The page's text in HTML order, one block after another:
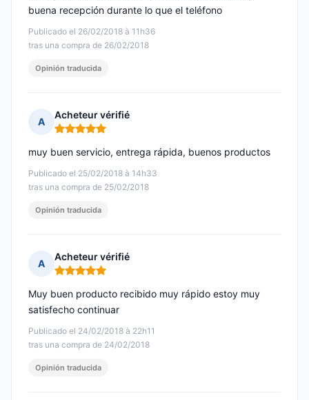
Publicado el 26/02/2018 à 11h36
tras una compra de 26/02/2018
buena recepción durante lo que el teléfono
Opinión traducida
A
Acheteur vérifié
Nota: 5 de 5
Publicado el 25/02/2018 à 14h33
tras una compra de 25/02/2018
muy buen servicio, entrega rápida, buenos productos
Opinión traducida
A
Acheteur vérifié
Nota: 5 de 5
Publicado el 24/02/2018 à 22h11
tras una compra de 24/02/2018
Muy buen producto recibido muy rápido estoy muy
satisfecho continuar
Opinión traducida